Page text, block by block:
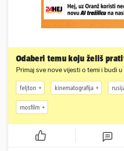
Odaberi temu koju želiš
Primaj sve nove vijesti o temi i budi
feljton kinematografija
mosfilm